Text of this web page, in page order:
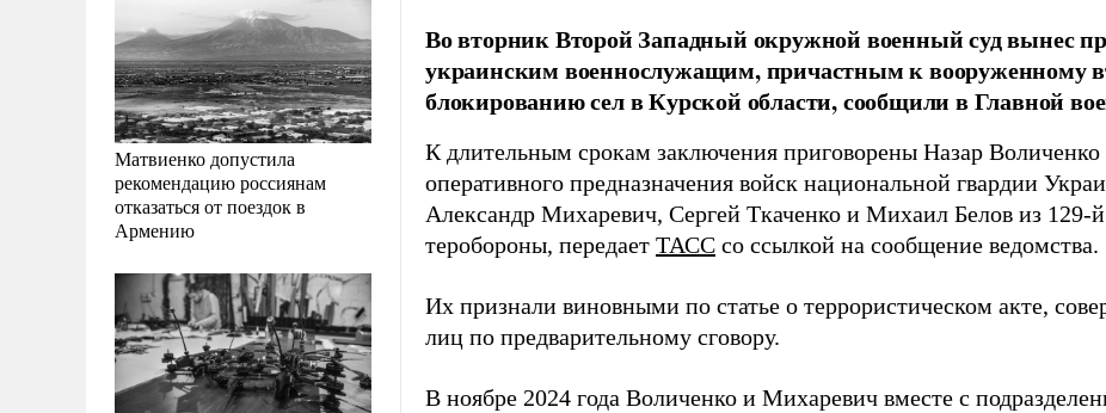
Матвиенко допустила
рекомендацию россиянам
отказаться от поездок в
Армению
Во вторник Второй Западный окружной военный суд вынес
украинским военнослужащим, причастным к вооруженному
блокированию сел в Курской области, сообщили в Главной
К длительным срокам заключения приговорены Назар Воличенко
оперативного предназначения войск национальной гвардии
Александр Михаревич, Сергей Ткаченко и Михаил Белов из 129-
теробороны, передает ТАСС со ссылкой на сообщение ведомства.
Их признали виновными по статье о террористическом акте,
лиц по предварительному сговору.
В ноябре 2024 года Воличенко и Михаревич вместе с